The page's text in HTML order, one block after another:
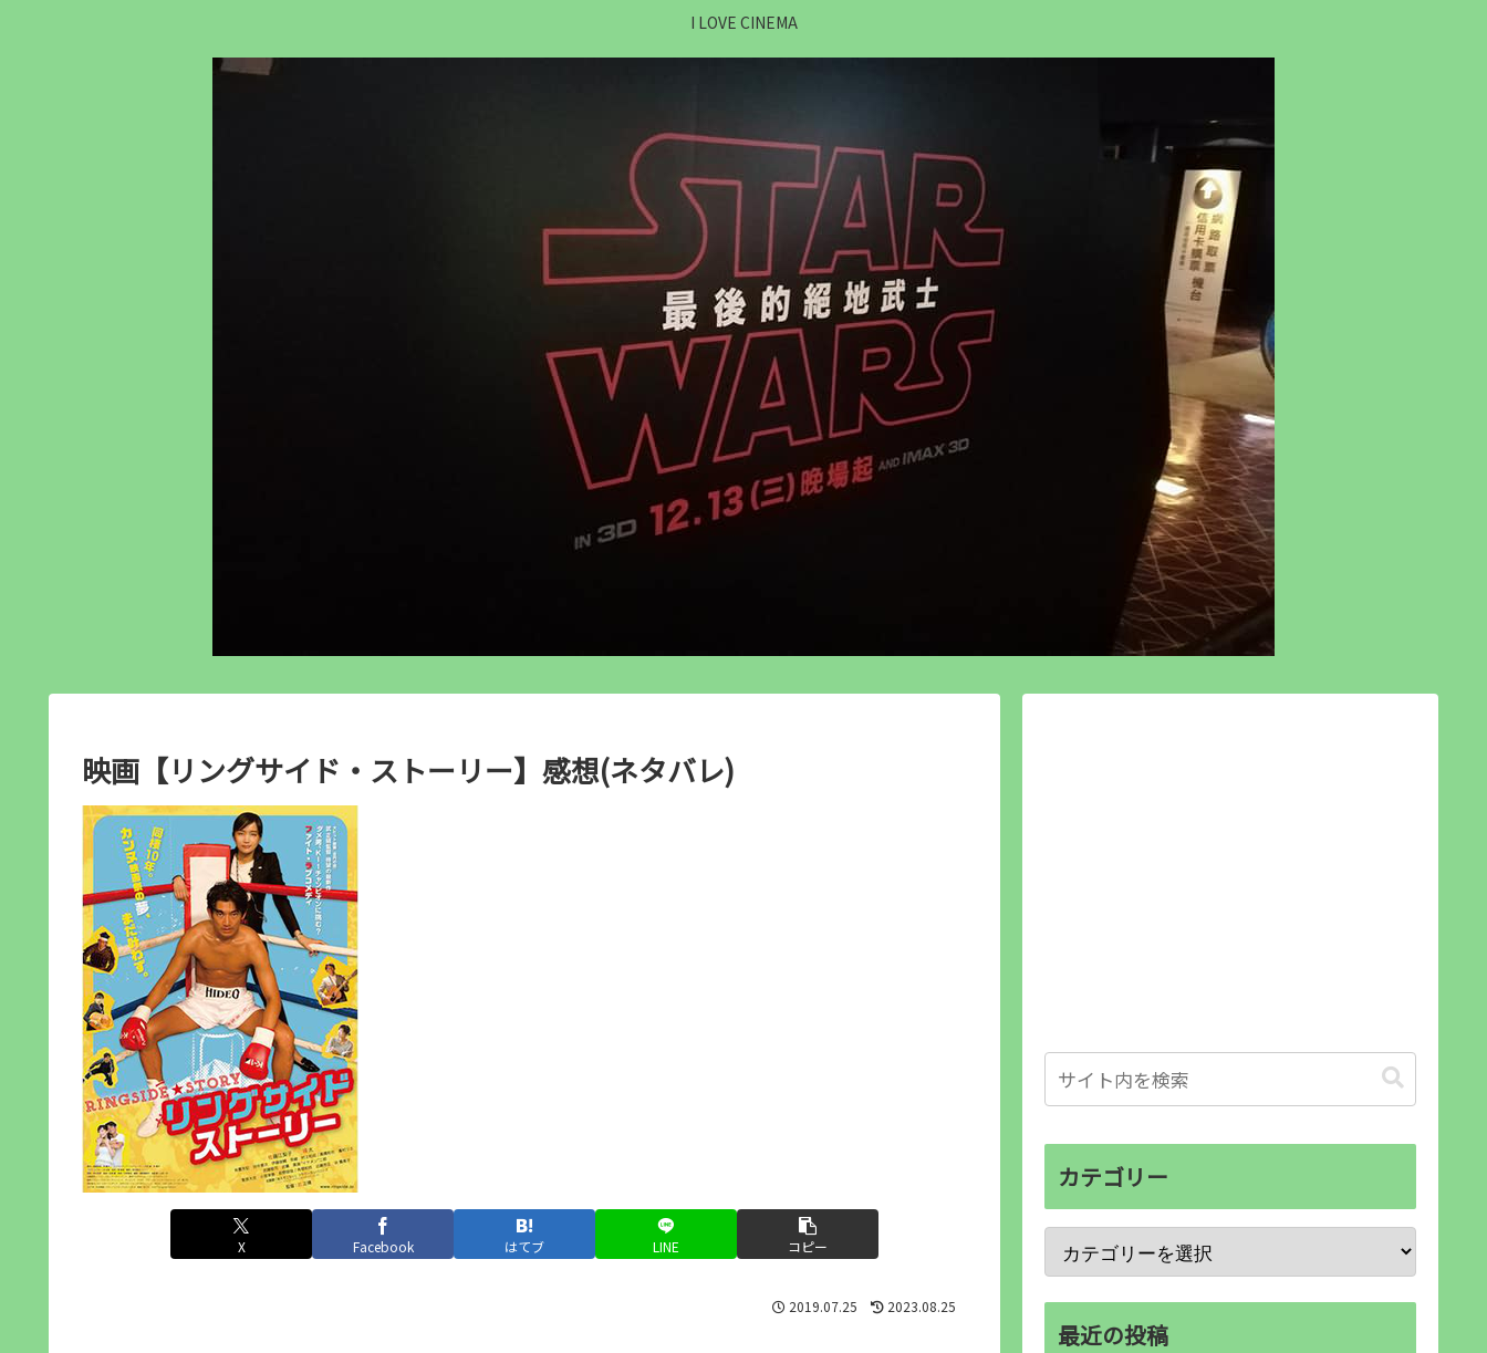
I LOVE CINEMA
映画【リングサイド・ストーリー】感想(ネタバレ)
X Facebook はてブ LINE コピー
2019.07.25 2023.08.25
カテゴリー
最近の投稿